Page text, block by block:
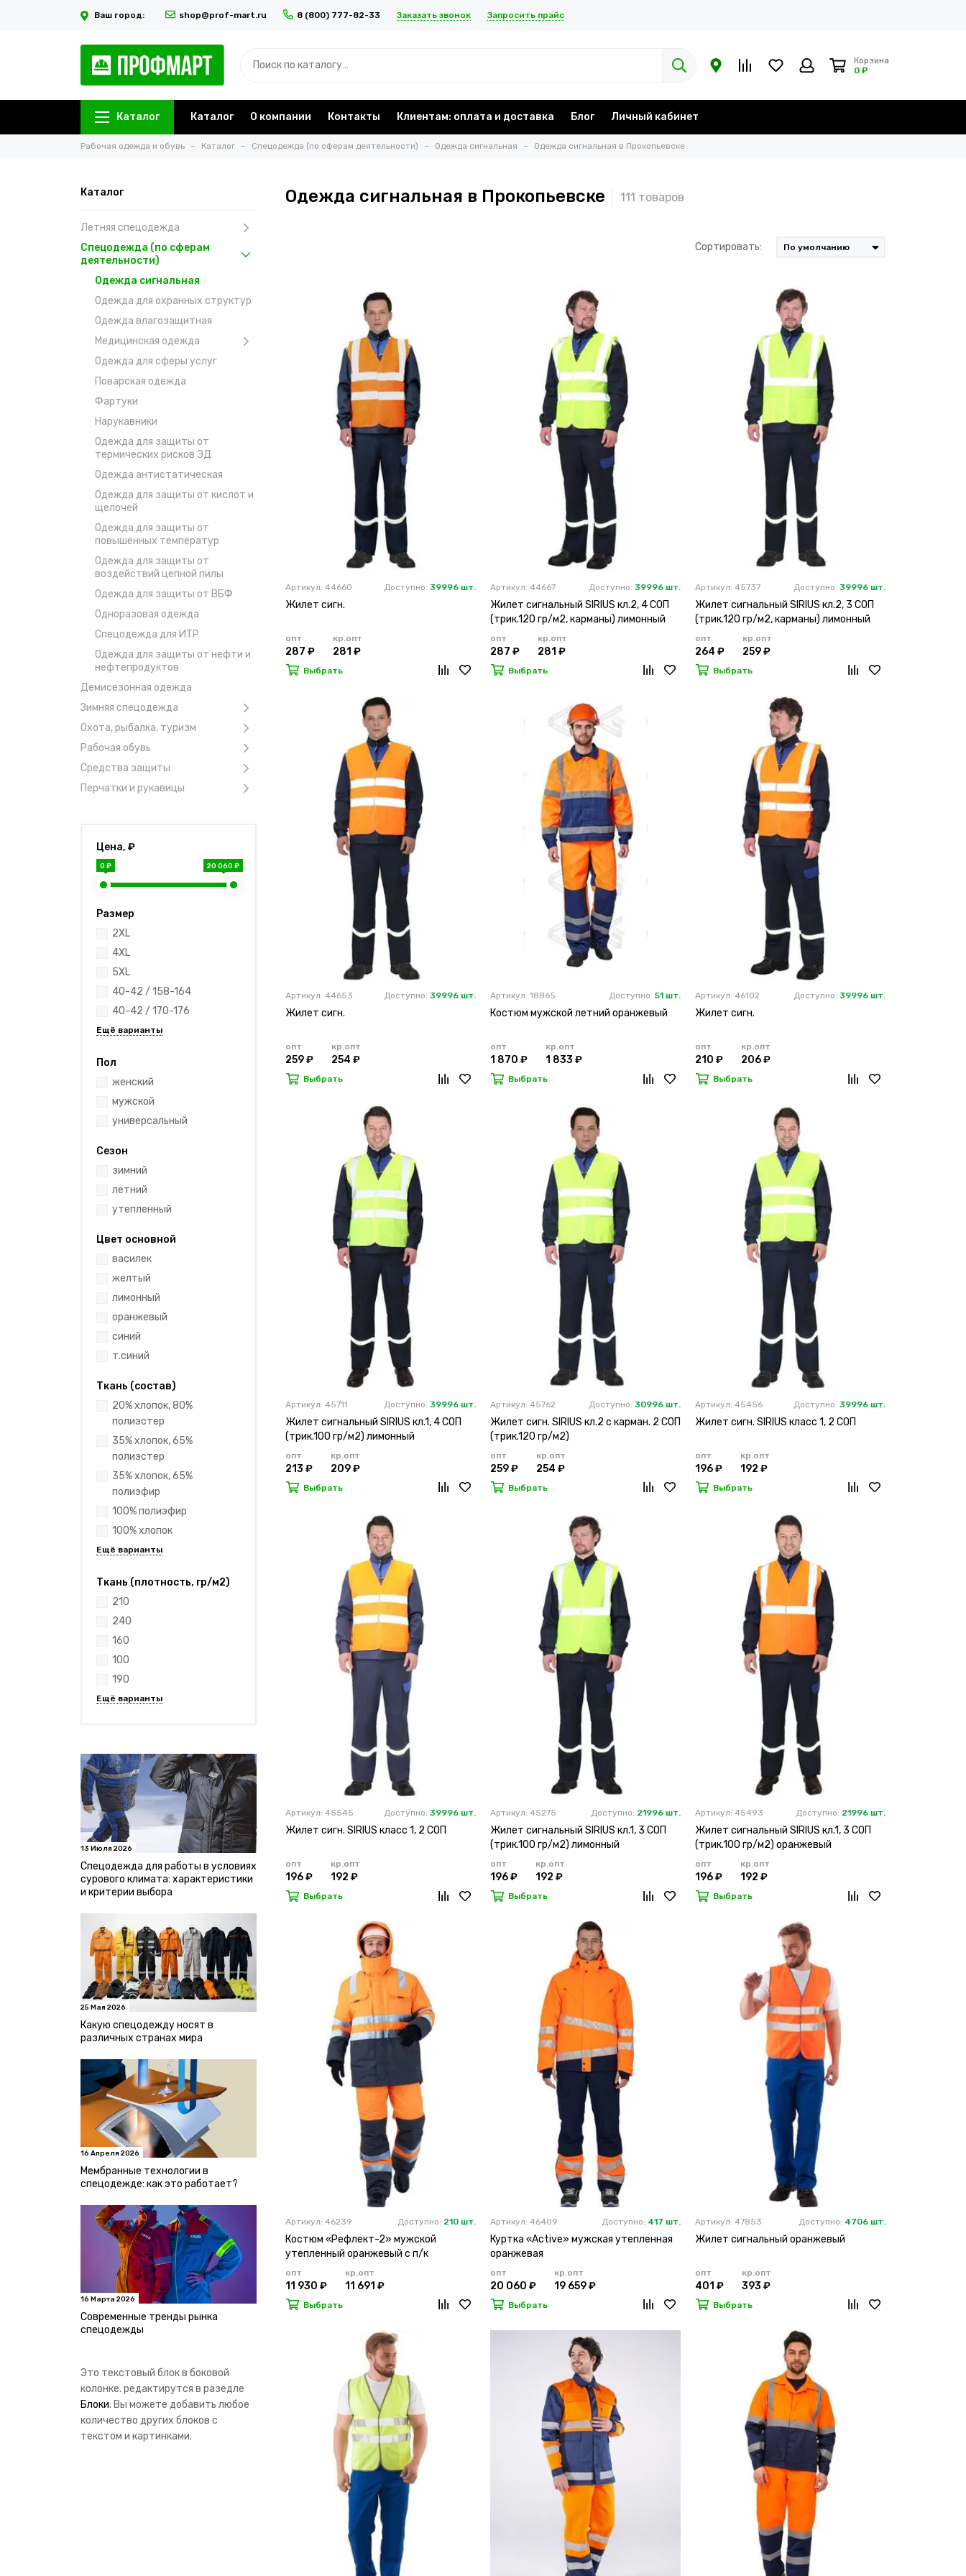
Ваш город: shop@prof-mart.ru 8 (800) 777-82-33 Заказать звонок Запросить прайс
Корзина
0 ₽
Каталог Каталог О компании Контакты Клиентам: оплата и доставка Блог Личный кабинет
Рабочая одежда и обувь Каталог Спецодежда (по сферам деятельности) Одежда сигнальная Одежда сигнальная в Прокопьевске
Каталог
Летняя спецодежда
Спецодежда (по сферам
деятельности)
Одежда сигнальная
Одежда для охранных структур
Одежда влагозащитная
Медицинская одежда
Одежда для сферы услуг
Поварская одежда
Фартуки
Нарукавники
Одежда для защиты от
термических рисков ЭД
Одежда антистатическая
Одежда для защиты от кислот и
щелочей
Одежда для защиты от
повышенных температур
Одежда для защиты от
воздействий цепной пилы
Одежда для защиты от ВБФ
Одноразовая одежда
Спецодежда для ИТР
Одежда для защиты от нефти и
нефтепродуктов
Демисезонная одежда
Зимняя спецодежда
Охота, рыбалка, туризм
Рабочая обувь
Средства защиты
Перчатки и рукавицы
Цена, ₽
0 ₽ 20 060 ₽
Размер
2XL
4XL
5XL
40-42 / 158-164
40-42 / 170-176
Пол
женский
мужской
универсальный
Сезон
зимний
летний
утепленный
Цвет основной
василек
желтый
лимонный
оранжевый
синий
т.синий
Ткань (состав)
20% хлопок, 80%
полиэстер
35% хлопок, 65%
полиэстер
35% хлопок, 65%
полиэфир
100% полиэфир
100% хлопок
Ткань (плотность, гр/м2)
210
240
160
100
190
13 Июля 2026
Спецодежда для работы в условиях
сурового климата: характеристики
и критерии выбора
25 Мая 2026
Какую спецодежду носят в
различных странах мира
16 Апреля 2026
Мембранные технологии в
спецодежде: как это работает?
16 Марта 2026
Современные тренды рынка
спецодежды
Это текстовый блок в боковой
колонке. редактирутся в разедле
Блоки. Вы можете добавить любое
количество других блоков с
текстом и картинками.
Одежда сигнальная в Прокопьевске
Сортировать:
Артикул: 44660 Доступно: 39996 шт.
Жилет сигн.
опт
287 ₽
кр.опт
281 ₽
Выбрать
Артикул: 44667 Доступно: 39996 шт.
Жилет сигнальный SIRIUS кл.2, 4 СОП
(трик.120 гр/м2, карманы) лимонный
опт
287 ₽
кр.опт
281 ₽
Выбрать
Артикул: 45737 Доступно: 39996 шт.
Жилет сигнальный SIRIUS кл.2, 3 СОП
(трик.120 гр/м2, карманы) лимонный
опт
264 ₽
кр.опт
259 ₽
Выбрать
Артикул: 44653 Доступно: 39996 шт.
Жилет сигн.
опт
259 ₽
кр.опт
254 ₽
Выбрать
Артикул: 18865 Доступно: 51 шт.
Костюм мужской летний оранжевый
опт
1 870 ₽
кр.опт
1 833 ₽
Выбрать
Артикул: 46102 Доступно: 39996 шт.
Жилет сигн.
опт
210 ₽
кр.опт
206 ₽
Выбрать
Артикул: 45711 Доступно: 39996 шт.
Жилет сигнальный SIRIUS кл.1, 4 СОП
(трик.100 гр/м2) лимонный
опт
213 ₽
кр.опт
209 ₽
Выбрать
Артикул: 45762 Доступно: 30996 шт.
Жилет сигн. SIRIUS кл.2 с карман. 2 СОП
(трик.120 гр/м2)
опт
259 ₽
кр.опт
254 ₽
Выбрать
Артикул: 45456 Доступно: 39996 шт.
Жилет сигн. SIRIUS класс 1, 2 СОП
опт
196 ₽
кр.опт
192 ₽
Выбрать
Артикул: 45545 Доступно: 39996 шт.
Жилет сигн. SIRIUS класс 1, 2 СОП
опт
196 ₽
кр.опт
192 ₽
Выбрать
Артикул: 45275 Доступно: 21996 шт.
Жилет сигнальный SIRIUS кл.1, 3 СОП
(трик.100 гр/м2) лимонный
опт
196 ₽
кр.опт
192 ₽
Выбрать
Артикул: 45493 Доступно: 21996 шт.
Жилет сигнальный SIRIUS кл.1, 3 СОП
(трик.100 гр/м2) оранжевый
опт
196 ₽
кр.опт
192 ₽
Выбрать
Артикул: 46239 Доступно: 210 шт.
Костюм «Рефлект-2» мужской
утепленный оранжевый с п/к
опт
11 930 ₽
кр.опт
11 691 ₽
Выбрать
Артикул: 46409 Доступно: 417 шт.
Куртка «Active» мужская утепленная
оранжевая
опт
20 060 ₽
кр.опт
19 659 ₽
Выбрать
Артикул: 47853 Доступно: 4706 шт.
Жилет сигнальный оранжевый
опт
401 ₽
кр.опт
393 ₽
Выбрать